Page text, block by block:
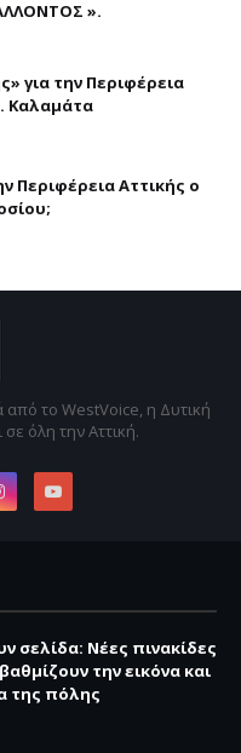
».
για την Περιφέρεια
Καλαμάτα
Περιφέρεια Αττικής ο
το WestVoice, η Δυτική
όλη την Αττική.
σελίδα: Νέες πινακίδες
την εικόνα και
της πόλης